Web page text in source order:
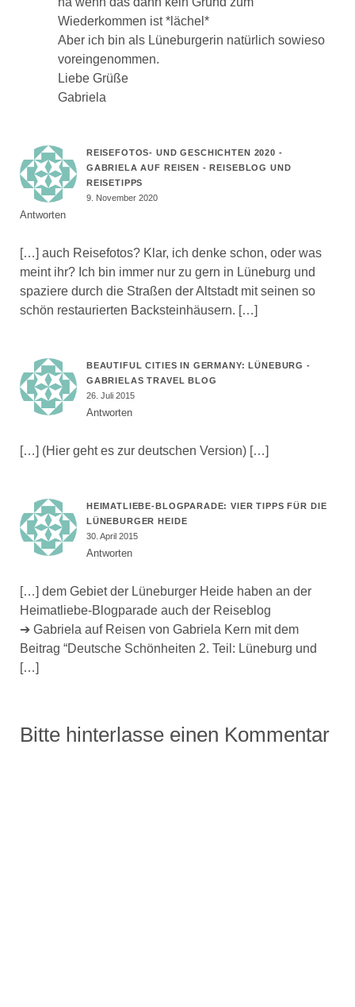
Wiederkommen ist *lächel*
Aber ich bin als Lüneburgerin natürlich sowieso
voreingenommen.
Liebe Grüße
Gabriela
REISEFOTOS- UND GESCHICHTEN 2020 -
GABRIELA AUF REISEN - REISEBLOG UND
REISETIPPS
9. November 2020
Antworten
[…] auch Reisefotos? Klar, ich denke schon, oder was
meint ihr? Ich bin immer nur zu gern in Lüneburg und
spaziere durch die Straßen der Altstadt mit seinen so
schön restaurierten Backsteinhäusern. […]
BEAUTIFUL CITIES IN GERMANY: LÜNEBURG -
GABRIELAS TRAVEL BLOG
26. Juli 2015
Antworten
[…] (Hier geht es zur deutschen Version) […]
HEIMATLIEBE-BLOGPARADE: VIER TIPPS FÜR DIE
LÜNEBURGER HEIDE
30. April 2015
Antworten
[…] dem Gebiet der Lüneburger Heide haben an der
Heimatliebe-Blogparade auch der Reiseblog
➔ Gabriela auf Reisen von Gabriela Kern mit dem
Beitrag “Deutsche Schönheiten 2. Teil: Lüneburg und
[…]
Bitte hinterlasse einen Kommentar